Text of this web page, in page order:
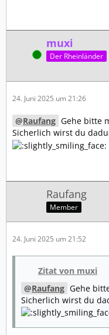
Online
muxi
Der Rheinländer
24. Juni 2025 um 21:26
Raufang Gehe bitte
Sicherlich wirst du
Raufang
Member
24. Juni 2025 um 21:52
Zitat von muxi
Raufang Gehe
Sicherlich wirst du